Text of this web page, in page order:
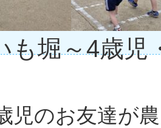
も堀～4歳児
児のお友達が